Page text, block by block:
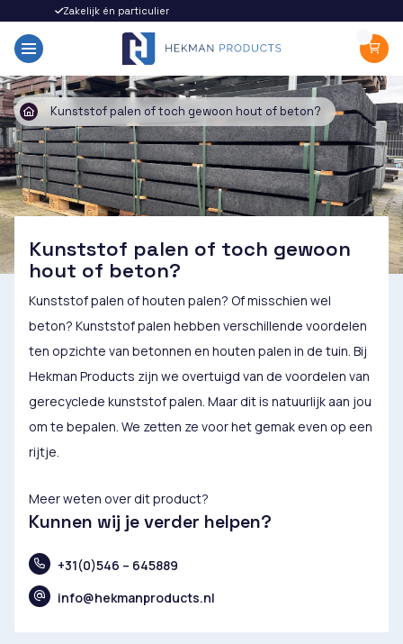
Zakelijk én particulier
Kunststof palen of toch gewoon hout of beton?
Kunststof palen of toch gewoon
hout of beton?
Kunststof palen of houten palen? Of misschien wel
beton? Kunststof palen hebben verschillende voordelen
ten opzichte van betonnen en houten palen in de tuin. Bij
Hekman Products zijn we overtuigd van de voordelen van
gerecyclede kunststof palen. Maar dit is natuurlijk aan jou
om te bepalen. We zetten ze voor het gemak even op een
rijtje.
Meer weten over dit product?
Kunnen wij je verder helpen?
+31(0)546 – 645889
info@hekmanproducts.nl